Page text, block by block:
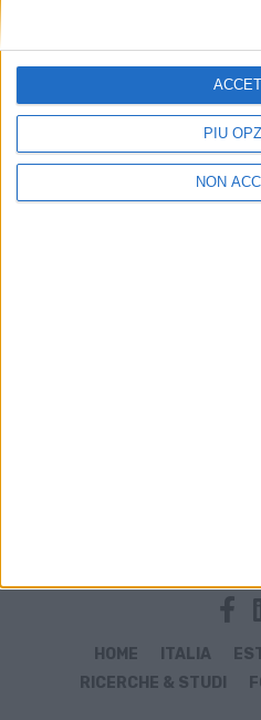
PIÙ
NON
HOME ITALIA
RICERCHE & STUDI